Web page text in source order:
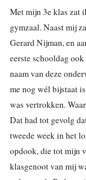
Met mijn 3e klas zat
gymzaal. Naast mij
Gerard Nijman, en
eerste schooldag
naam van deze
me nog wél bijstaat
was vertrokken.
Dat had tot gevolg
tweede week in het
opdook, die tot mijn
klasgenoot van mij